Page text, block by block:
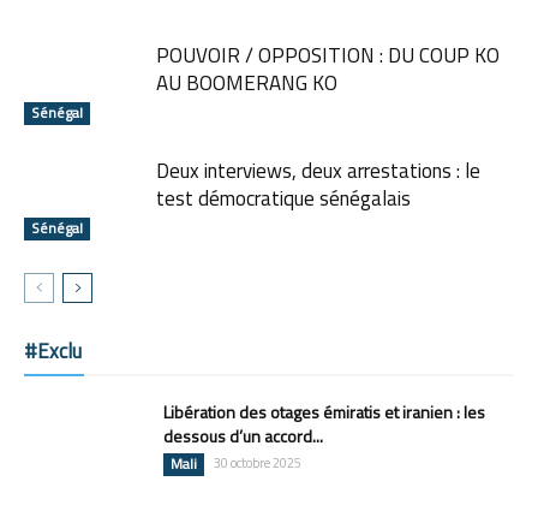
Sénégal
POUVOIR / OPPOSITION : DU COUP KO
AU BOOMERANG KO
Sénégal
Deux interviews, deux arrestations : le
test démocratique sénégalais
#Exclu
Libération des otages émiratis et iranien : les
dessous d’un accord...
Mali 30 octobre 2025